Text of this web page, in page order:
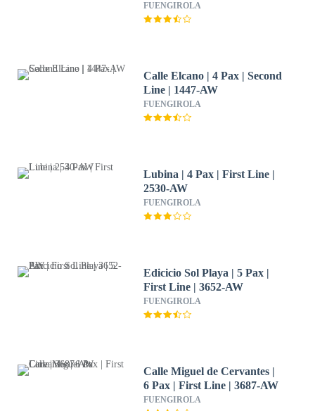
FUENGIROLA
Calle Elcano | 4 Pax | Second
Line | 1447-AW
FUENGIROLA
Lubina | 4 Pax | First Line |
2530-AW
FUENGIROLA
Edicicio Sol Playa | 5 Pax |
First Line | 3652-AW
FUENGIROLA
Calle Miguel de Cervantes |
6 Pax | First Line | 3687-AW
FUENGIROLA